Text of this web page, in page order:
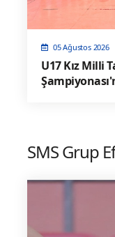
05 Ağustos 2026
U17 Kız Milli
SMS Grup